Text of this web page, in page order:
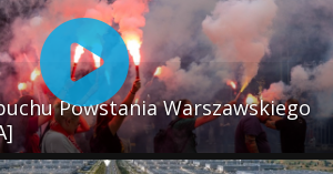
Powstania Warszawskiego